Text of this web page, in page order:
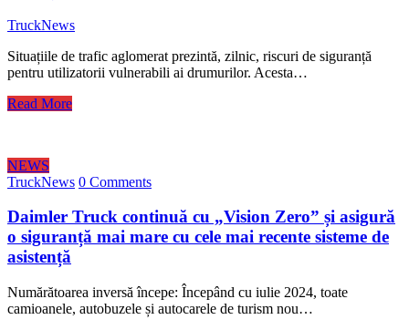
TruckNews
Situațiile de trafic aglomerat prezintă, zilnic, riscuri de siguranță
pentru utilizatorii vulnerabili ai drumurilor. Acesta…
Read More
NEWS
TruckNews 0 Comments
Daimler Truck continuă cu „Vision Zero” și asigură
o siguranță mai mare cu cele mai recente sisteme de
asistență
Numărătoarea inversă începe: Începând cu iulie 2024, toate
camioanele, autobuzele și autocarele de turism nou…